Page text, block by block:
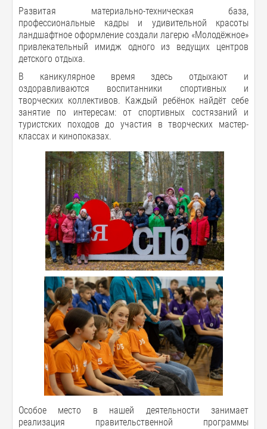
Развитая материально-техническая база,
профессиональные кадры и удивительной красоты
ландшафтное оформление создали лагерю «Молодёжное»
привлекательный имидж одного из ведущих центров
детского отдыха.
В каникулярное время здесь отдыхают и
оздоравливаются воспитанники спортивных и
творческих коллективов. Каждый ребёнок найдёт себе
занятие по интересам: от спортивных состязаний и
туристских походов до участия в творческих мастер-
классах и кинопоказах.
Особое место в нашей деятельности занимает
реализация правительственной программы